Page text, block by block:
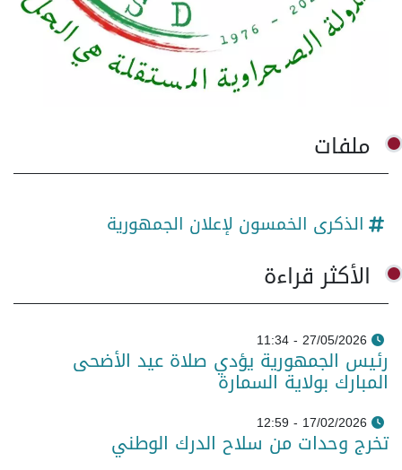
ملفات
الذكرى الخمسون لإعلان الجمهورية
الأكثر قراءة
27/05/2026 - 11:34
رئيس الجمهورية يؤدي صلاة عيد الأضحى
المبارك بولاية السمارة
17/02/2026 - 12:59
تخرج وحدات من سلاح الدرك الوطني